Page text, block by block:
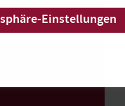
Einstellungen